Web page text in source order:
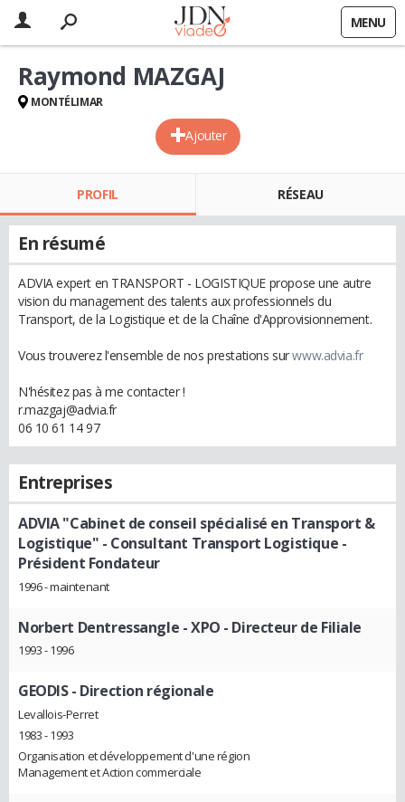
MENU
Ajouter
Raymond MAZGAJ
MONTÉLIMAR
PROFIL RÉSEAU
En résumé
ADVIA expert en TRANSPORT - LOGISTIQUE propose une autre
vision du management des talents aux professionnels du
Transport, de la Logistique et de la Chaîne d'Approvisionnement.
Vous trouverez l'ensemble de nos prestations surwww.advia.fr
N'hésitez pas à me contacter !
r.mazgaj@advia.fr
06 10 61 14 97
Entreprises
ADVIA "Cabinet de conseil spécialisé en Transport &
Logistique" - Consultant Transport Logistique -
Président Fondateur
1996 - maintenant
Norbert Dentressangle - XPO - Directeur de Filiale
1993 - 1996
GEODIS- Direction régionale
Levallois-Perret
1983 - 1993
Organisation et développement d'une région
Management et Action commerciale